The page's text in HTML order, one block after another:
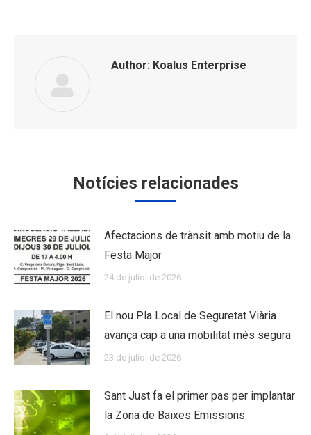
Author: Koalus Enterprise
Notícies relacionades
Afectacions de trànsit amb motiu de la
Festa Major
24 de juliol de 2026
El nou Pla Local de Seguretat Viària
avança cap a una mobilitat més segura
23 de juliol de 2026
Sant Just fa el primer pas per implantar
la Zona de Baixes Emissions